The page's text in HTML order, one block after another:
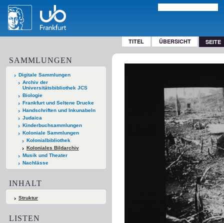
TITEL ÜBERSICHT SEITE
SAMMLUNGEN
Digitale Sammlungen
Archiv der
Universitätsbibliothek JCS
Biologie
Frankfurt und Seltene Drucke
Handschriften und Inkunabeln
Judaica
Kinderbuchsammlungen
Koloniale Sammlungen
Kolonialbibliothek
Koloniales Bildarchiv
Musik und Theater
Nachlässe
INHALT
Struktur
LISTEN